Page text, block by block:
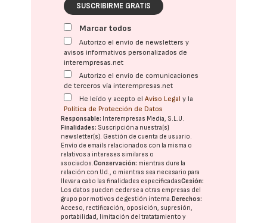
SUSCRIBIRME GRATIS
Marcar todos
Autorizo el envío de newsletters y
avisos informativos personalizados de
interempresas.net
Autorizo el envío de comunicaciones
de terceros vía interempresas.net
He leído y acepto elAviso Legal y la
Política de Protección de Datos
Responsable: Interempresas Media, S.L.U.
Finalidades: Suscripción a nuestra(s)
newsletter(s). Gestión de cuenta de usuario.
Envío de emails relacionados con la misma o
relativos a intereses similares o
asociados.Conservación: mientras dure la
relación con Ud., o mientras sea necesario para
llevar a cabo las finalidades especificadasCesión:
Los datos pueden cederse a otras empresas del
grupo por motivos de gestión interna.Derechos:
Acceso, rectificación, oposición, supresión,
portabilidad, limitación del tratatamiento y